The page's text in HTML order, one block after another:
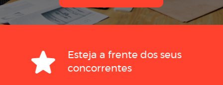
Esteja a frente dos seus
concorrentes